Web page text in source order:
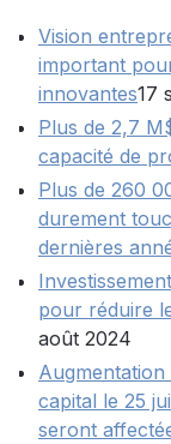
Vision
important
innovantes17
Plus de 2,7
capacité de
Plus de 260
durement
dernières
pour réduire
août 2024
Augmentation
capital le 25
seront